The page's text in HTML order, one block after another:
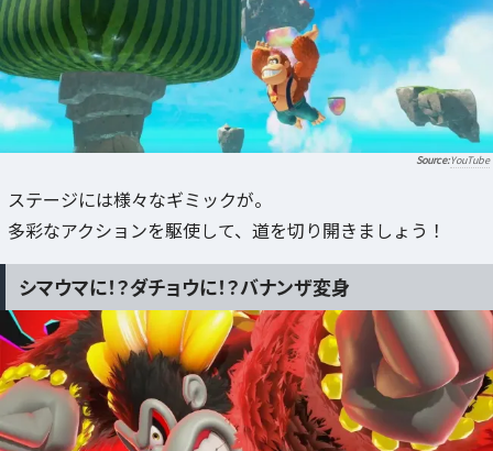
YouTube
ステージには様々なギミックが。
多彩なアクションを駆使して、道を切り開きましょう！
シマウマに！？ダチョウに！？バナンザ変身